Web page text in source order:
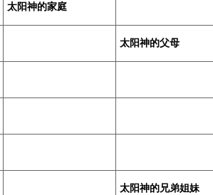
太阳神的家庭
太阳神的父母
太阳神的兄弟姐妹